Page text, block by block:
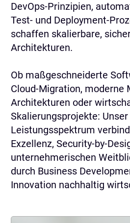
DevOps-Prinzipien,
Test- und Deployment-
schaffen skalierbare,
Architekturen.
Ob maßgeschneiderte
Cloud-Migration, moderne
Architekturen oder
Skalierungsprojekte: Unser
Leistungsspektrum
Exzellenz, Security-by-
unternehmerischen
durch Business
Innovation nachhaltig